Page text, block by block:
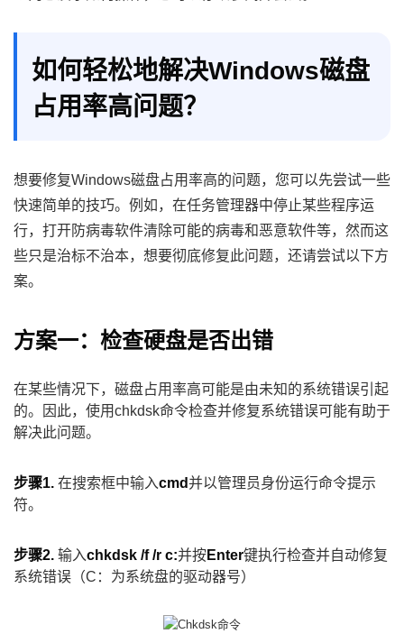
如何轻松地解决Windows磁盘
占用率高问题？
想要修复Windows磁盘占用率高的问题，您可以先尝试一些
快速简单的技巧。例如，在任务管理器中停止某些程序运
行，打开防病毒软件清除可能的病毒和恶意软件等，然而这
些只是治标不治本，想要彻底修复此问题，还请尝试以下方
案。
方案一：检查硬盘是否出错
在某些情况下，磁盘占用率高可能是由未知的系统错误引起
的。因此，使用chkdsk命令检查并修复系统错误可能有助于
解决此问题。
步骤1. 在搜索框中输入cmd并以管理员身份运行命令提示
符。
步骤2. 输入chkdsk /f /r c:并按Enter键执行检查并自动修复
系统错误（C：为系统盘的驱动器号）